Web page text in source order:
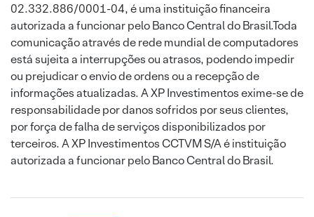
02.332.886/0001-04, é uma instituição financeira
autorizada a funcionar pelo Banco Central do Brasil.Toda
comunicação através de rede mundial de computadores
está sujeita a interrupções ou atrasos, podendo impedir
ou prejudicar o envio de ordens ou a recepção de
informações atualizadas. A XP Investimentos exime-se de
responsabilidade por danos sofridos por seus clientes,
por força de falha de serviços disponibilizados por
terceiros. A XP Investimentos CCTVM S/A é instituição
autorizada a funcionar pelo Banco Central do Brasil.